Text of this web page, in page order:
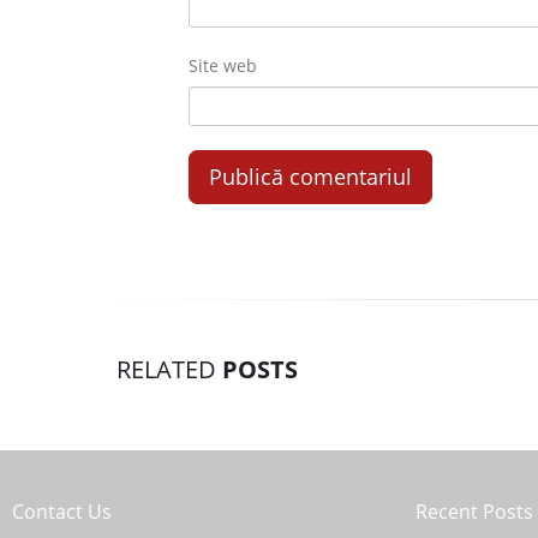
Site web
RELATED POSTS
Contact Us Recent Posts